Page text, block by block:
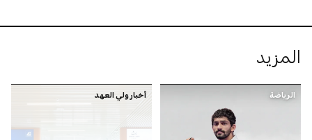
المزيد
الرياضة أخبار ولي العهد